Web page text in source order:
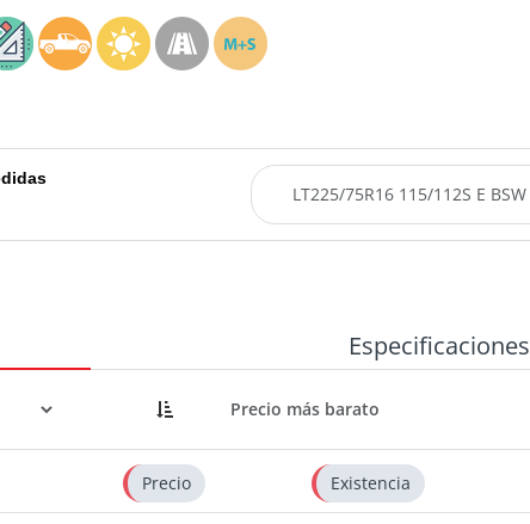
Especificaciones
Precio Existencia